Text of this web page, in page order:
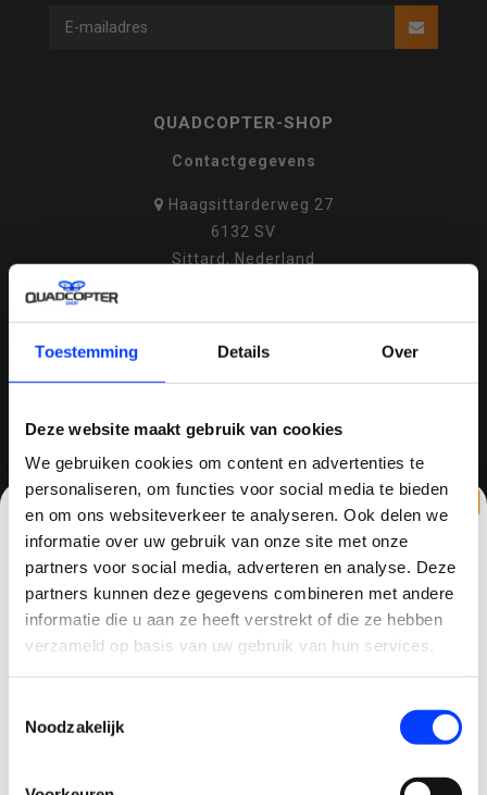
Toestemming Details Over
Deze website maakt gebruik van cookies
We gebruiken cookies om content en advertenties te
personaliseren, om functies voor social media te bieden
en om ons websiteverkeer te analyseren. Ook delen we
informatie over uw gebruik van onze site met onze
partners voor social media, adverteren en analyse. Deze
partners kunnen deze gegevens combineren met andere
informatie die u aan ze heeft verstrekt of die ze hebben
verzameld op basis van uw gebruik van hun services.
Noodzakelijk
QUADCOPTER-SHOP
Contactgegevens
Haagsittarderweg 27
6132 SV
Sittard, Nederland
+31634786988
info@quadcopter-shop.nl
REVIEWS
/ 810 reviews
CLAIM KORTING OP JE EERSTE
BESTELLING!